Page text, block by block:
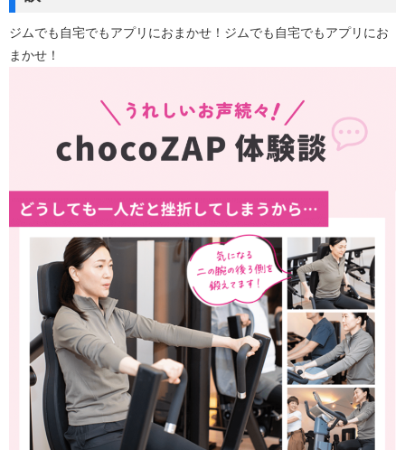
ジムでも自宅でもアプリにおまかせ！ジムでも自宅でもアプリにお
まかせ！